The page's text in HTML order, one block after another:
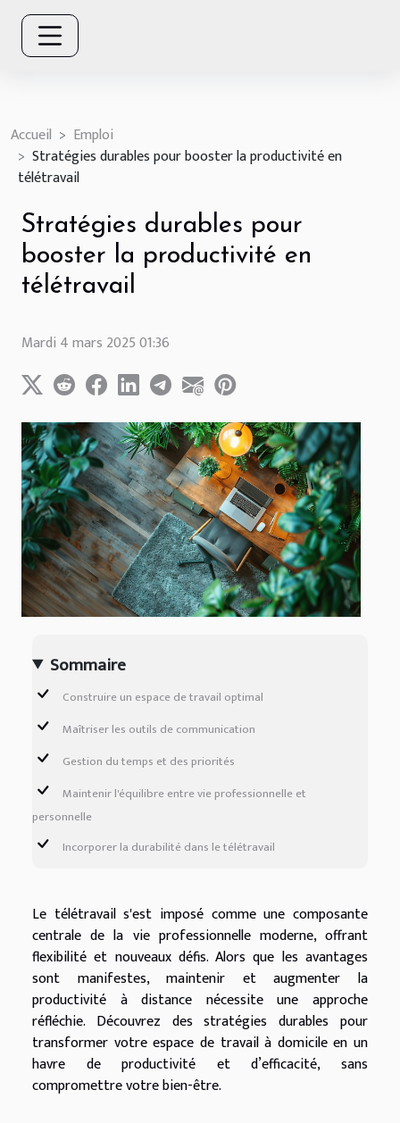
Accueil
Emploi
Stratégies durables pour booster la productivité en
télétravail
Stratégies durables pour
booster la productivité en
télétravail
Mardi 4 mars 2025 01:36
Sommaire
Construire un espace de travail optimal
Maîtriser les outils de communication
Gestion du temps et des priorités
Maintenir l'équilibre entre vie professionnelle et
personnelle
Incorporer la durabilité dans le télétravail
Le télétravail s'est imposé comme une composante
centrale de la vie professionnelle moderne, offrant
flexibilité et nouveaux défis. Alors que les avantages
sont manifestes, maintenir et augmenter la
productivité à distance nécessite une approche
réfléchie. Découvrez des stratégies durables pour
transformer votre espace de travail à domicile en un
havre de productivité et d’efficacité, sans
compromettre votre bien-être.